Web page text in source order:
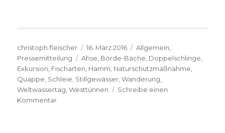
Autor
christoph.fleischer
Veröffentlicht
am
16. März 2016 Kategorien
Allgemein,
Pressemitteilung
Schlagwörter
Ahse, Börde-Bäche, Doppelschlinge,
Exkursion, Fischarten, Hamm, Naturschutzmaßnahme,
Quappe, Schleie, Stillgewässer,Wanderung,
Weltwassertag,Westtünnen
Schreibe einen
Kommentarzu